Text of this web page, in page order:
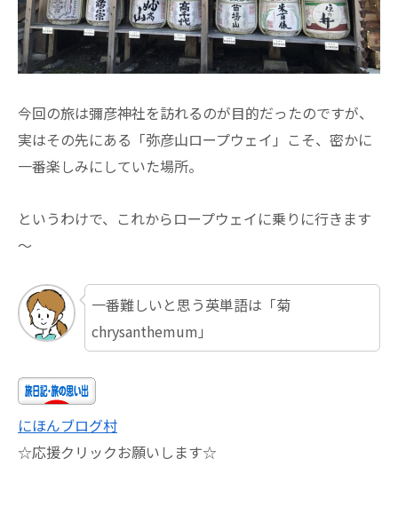
今回の旅は彌彦神社を訪れるのが目的だったのですが、
実はその先にある「弥彦山ロープウェイ」こそ、密かに
一番楽しみにしていた場所。
というわけで、これからロープウェイに乗りに行きます
～
一番難しいと思う英単語は「菊
chrysanthemum」
にほんブログ村
☆応援クリックお願いします☆